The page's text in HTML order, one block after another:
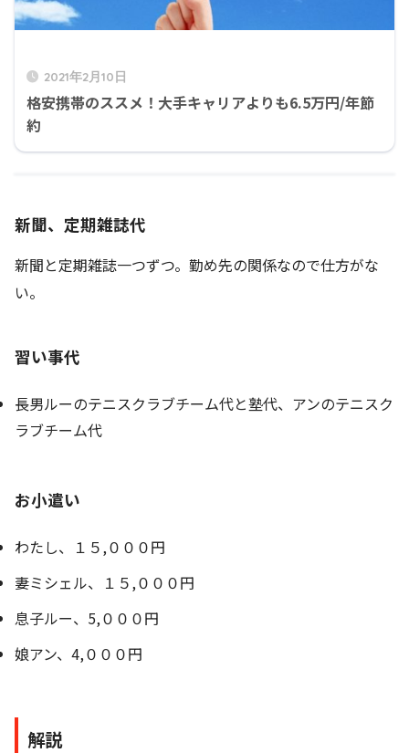
2021年2月10日
格安携帯のススメ！大手キャリアよりも6.5万円/年節
約
新聞、定期雑誌代
新聞と定期雑誌一つずつ。勤め先の関係なので仕方がな
い。
習い事代
長男ルーのテニスクラブチーム代と塾代、アンのテニスク
ラブチーム代
お小遣い
わたし、１５,０００円
妻ミシェル、１５,０００円
息子ルー、5,０００円
娘アン、4,０００円
解説